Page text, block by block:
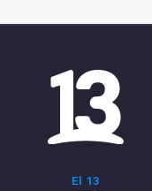
El 13